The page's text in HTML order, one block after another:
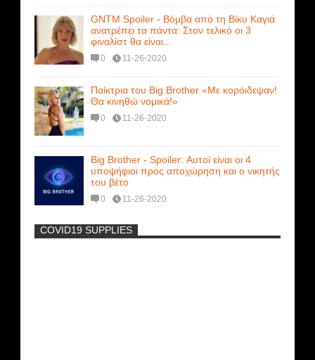
GNTM Spoiler - Βόμβα από τη Βίκυ Καγιά
ανατρέπει τα πάντα: Στον τελικό οι 3
φιναλίστ θα είναι...
0 11-26-2020
Παίκτρια του Big Brother «Με κορόιδεψαν!
Θα κινηθώ νομικά!»
0 11-26-2020
Big Brother - Spoiler: Αυτοί είναι οι 4
υποψήφιοι προς αποχώρηση και ο νικητής
του βέτο
0 11-26-2020
-
COVID19 SUPPLIES